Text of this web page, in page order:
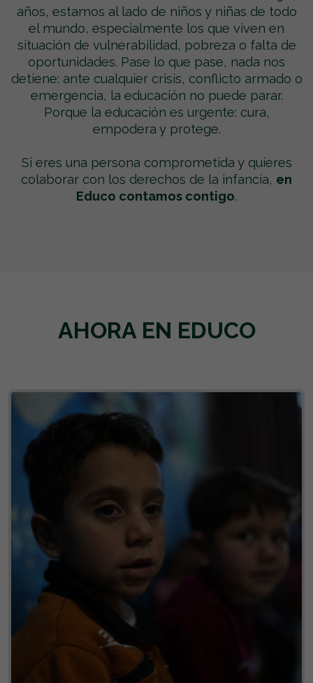
años, estamos al lado de niños y niñas de todo
el mundo, especialmente los que viven en
situación de vulnerabilidad, pobreza o falta de
oportunidades. Pase lo que pase, nada nos
detiene: ante cualquier crisis, conflicto armado o
emergencia, la educación no puede parar.
Porque la educación es urgente: cura,
empodera y protege.
Si eres una persona comprometida y quieres
colaborar con los derechos de la infancia, en
Educo contamos contigo.
AHORA EN EDUCO